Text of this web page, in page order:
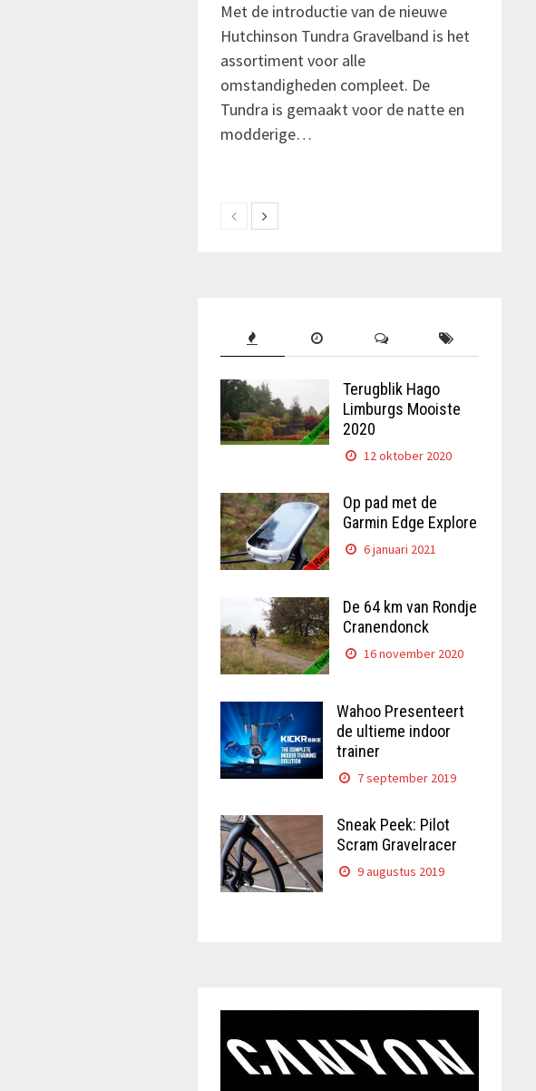
Met de introductie van de nieuwe
Hutchinson Tundra Gravelband is het
assortiment voor alle
omstandigheden compleet. De
Tundra is gemaakt voor de natte en
modderige…
Terugblik Hago
Limburgs Mooiste
2020
12 oktober 2020
Op pad met de
Garmin Edge Explore
6 januari 2021
De 64 km van Rondje
Cranendonck
16 november 2020
Wahoo Presenteert
de ultieme indoor
trainer
7 september 2019
Sneak Peek: Pilot
Scram Gravelracer
9 augustus 2019